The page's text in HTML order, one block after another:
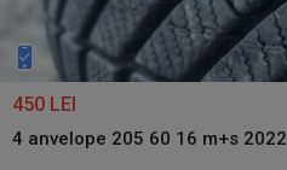
450 LEI
4 anvelope 205 60 16 m+s 2022